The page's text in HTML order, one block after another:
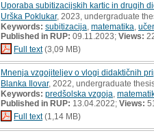
Uporaba subitizacijskih kartic in drugih
Urška Poklukar, 2023, undergraduate
Keywords: subitizacija matematika
Published in RUP: 09.11.2023; Views:
Full text(3,09 MB)
Mnenja vzgojiteljev o vlogi didaktičnih
Blanka Ilovar, 2022, undergraduate
Keywords: predšolska vzgoja
Published in RUP: 13.04.2022; Views:
Full text(1,14 MB)